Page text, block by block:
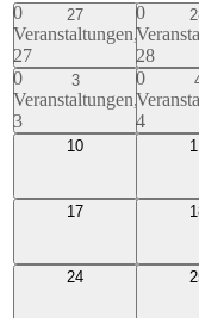
27
0
Veranstaltungen,
27
0
28
3
0
Veranstaltungen,
3
0
4
10
0
0
17
0
0
24
0
0